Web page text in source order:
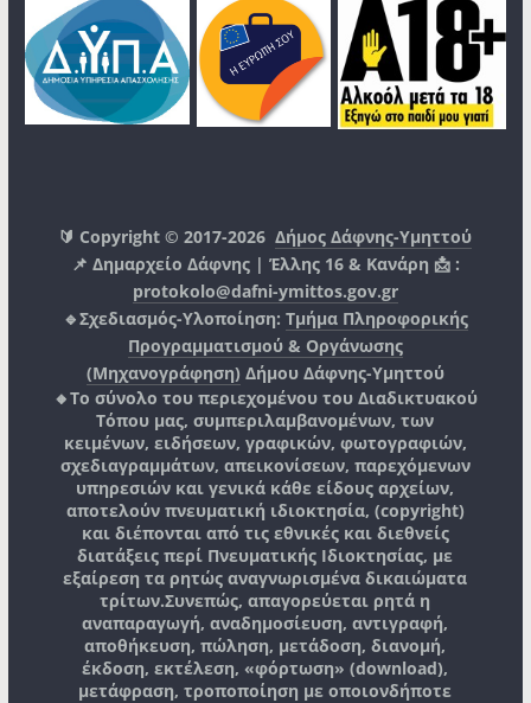
🔰 Copyright © 2017-2026Δήμος Δάφνης-Υμηττού
📌 Δημαρχείο Δάφνης | Έλλης 16 & Κανάρη 📩 :
protokolo@dafni-ymittos.gov.gr
🔹Σχεδιασμός-Υλοποίηση: Τμήμα Πληροφορικής
Προγραμματισμού & Οργάνωσης
(Μηχανογράφηση) Δήμου Δάφνης-Υμηττού
🔸Το σύνολο του περιεχομένου του Διαδικτυακού
Τόπου μας, συμπεριλαμβανομένων, των
κειμένων, ειδήσεων, γραφικών, φωτογραφιών,
σχεδιαγραμμάτων, απεικονίσεων, παρεχόμενων
υπηρεσιών και γενικά κάθε είδους αρχείων,
αποτελούν πνευματική ιδιοκτησία, (copyright)
και διέπονται από τις εθνικές και διεθνείς
διατάξεις περί Πνευματικής Ιδιοκτησίας, με
εξαίρεση τα ρητώς αναγνωρισμένα δικαιώματα
τρίτων.Συνεπώς, απαγορεύεται ρητά η
αναπαραγωγή, αναδημοσίευση, αντιγραφή,
αποθήκευση, πώληση, μετάδοση, διανομή,
έκδοση, εκτέλεση, «φόρτωση» (download),
μετάφραση, τροποποίηση με οποιονδήποτε